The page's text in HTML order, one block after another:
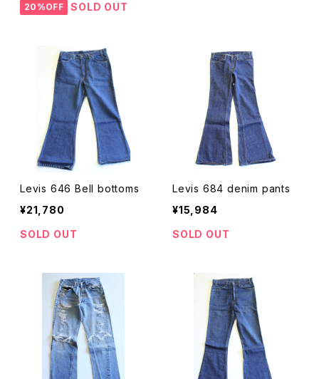
20%OFF SOLD OUT
Levis 646 Bell bottoms
¥21,780
SOLD OUT
Levis 684 denim pants
¥15,984
SOLD OUT